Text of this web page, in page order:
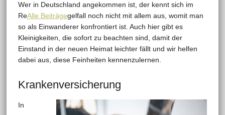
Wer in Deutschland angekommen ist, der kennt sich im
ReAlle Beiträgegelfall noch nicht mit allem aus, womit man
so als Einwanderer konfrontiert ist. Auch hier gibt es
Kleinigkeiten, die sofort zu beachten sind, damit der
Einstand in der neuen Heimat leichter fällt und wir helfen
dabei aus, diese Feinheiten kennenzulernen.
Krankenversicherung
In